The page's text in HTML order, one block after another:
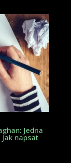
Jedna
napsat